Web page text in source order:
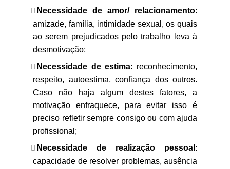
Necessidade de amor/ relacionamento:
amizade, família, intimidade sexual, os quais
ao serem prejudicados pelo trabalho leva à
desmotivação;
Necessidade de estima: reconhecimento,
respeito, autoestima, confiança dos outros.
Caso não haja algum destes fatores, a
motivação enfraquece, para evitar isso é
preciso refletir sempre consigo ou com ajuda
profissional;
Necessidade de realização pessoal :
capacidade de resolver problemas, ausência